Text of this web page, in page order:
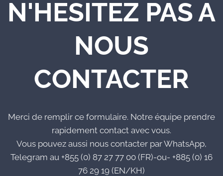
N'HESITEZ PAS A
NOUS
CONTACTER
Merci de remplir ce formulaire. Notre équipe prendre
rapidement contact avec vous.
Vous pouvez aussi nous contacter par WhatsApp,
Telegram au +855 (0) 87 27 77 00 (FR)-ou- +885 (0) 16
76 29 19 (EN/KH)